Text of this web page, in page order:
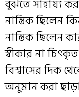
বুঝতে সাহায্য
নাস্তিক ছিলেন
নাস্তিক ছিলেন
স্বীকার না
বিশ্বাসের দিক
অনুমান করা